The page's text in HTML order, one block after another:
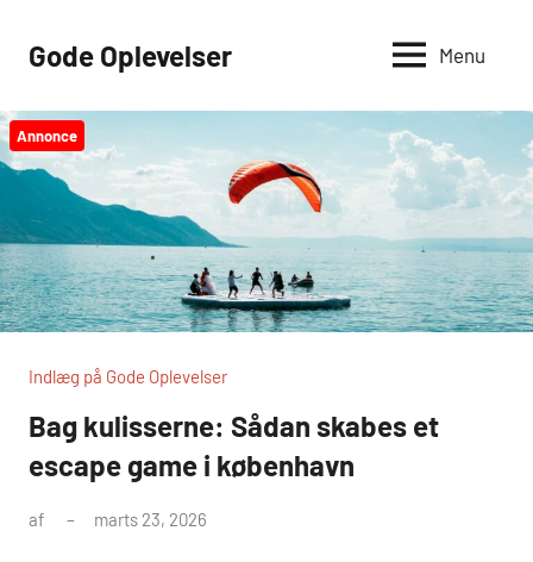
Gode Oplevelser Menu
Annonce
Indlæg på Gode Oplevelser
Bag kulisserne: Sådan skabes et
escape game i københavn
af marts 23, 2026